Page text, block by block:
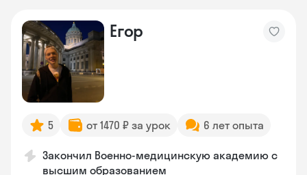
Егор
5 от 1470 ₽ за урок 6 лет опыта
Закончил Военно-медицинскую академию с
высшим образованием